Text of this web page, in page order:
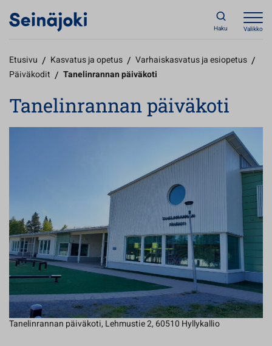
Haku Valikko
Etusivu / Kasvatus ja opetus / Varhaiskasvatus ja esiopetus /
Päiväkodit / Tanelinrannan päiväkoti
Tanelinrannan päiväkoti
Tanelinrannan päiväkoti, Lehmustie 2, 60510 Hyllykallio